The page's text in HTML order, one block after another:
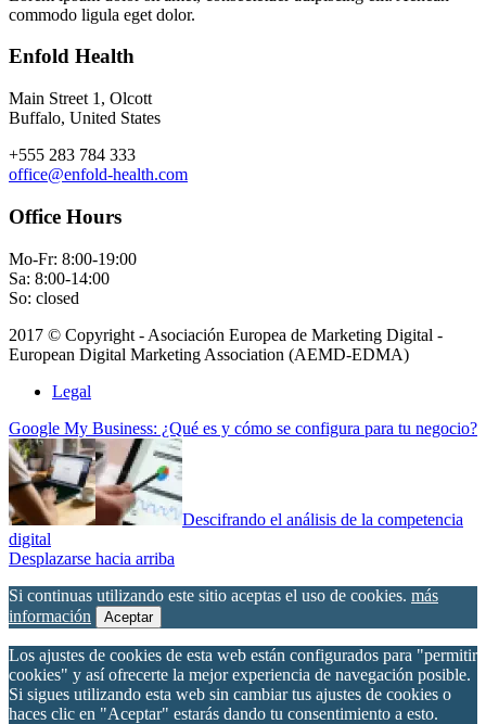
commodo ligula eget dolor.
Enfold Health
Main Street 1, Olcott
Buffalo, United States
+555 283 784 333
office@enfold-health.com
Office Hours
Mo-Fr: 8:00-19:00
Sa: 8:00-14:00
So: closed
2017 © Copyright - Asociación Europea de Marketing Digital -
European Digital Marketing Association (AEMD-EDMA)
Legal
Google My Business: ¿Qué es y cómo se configura para tu negocio?
Descifrando el análisis de la competencia
digital
Desplazarse hacia arriba
Si continuas utilizando este sitio aceptas el uso de cookies. más
información
Aceptar
Los ajustes de cookies de esta web están configurados para "permitir
cookies" y así ofrecerte la mejor experiencia de navegación posible.
Si sigues utilizando esta web sin cambiar tus ajustes de cookies o
haces clic en "Aceptar" estarás dando tu consentimiento a esto.